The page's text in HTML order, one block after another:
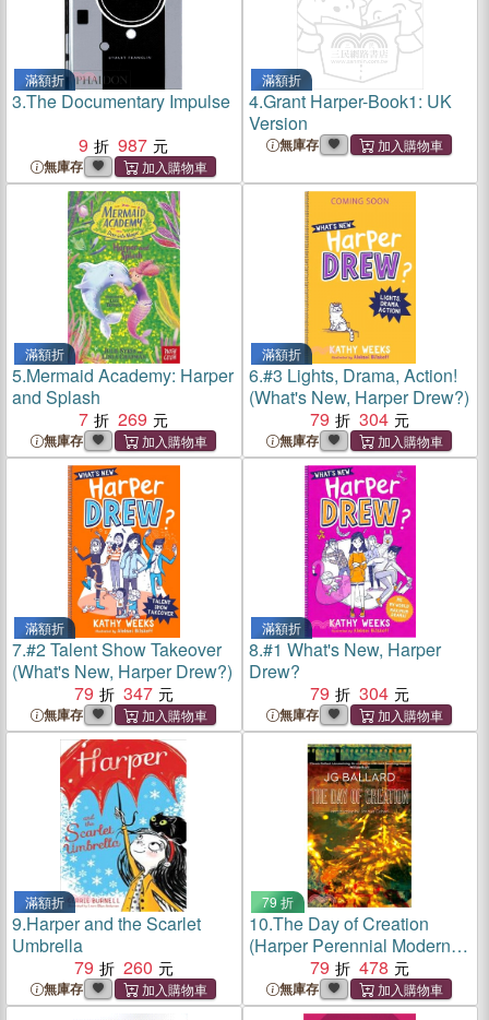
滿額折
3.The Documentary Impulse
9
987
無庫存
滿額折
4.Grant Harper-Book1: UK
Version
無庫存
滿額折
5.Mermaid Academy: Harper
and Splash
7
269
無庫存
滿額折
6.#3 Lights, Drama, Action!
(What's New, Harper Drew?)
79
304
無庫存
滿額折
7.#2 Talent Show Takeover
(What's New, Harper Drew?)
79
347
無庫存
滿額折
8.#1 What's New, Harper
Drew?
79
304
無庫存
滿額折
9.Harper and the Scarlet
Umbrella
79
260
無庫存
79 折
10.The Day of Creation
(Harper Perennial Modern
Classics)79 478
無庫存